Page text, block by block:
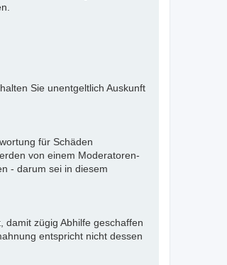
Sie unentgeltlich Auskunft
für Schäden
von einem Moderatoren-
- darum sei in diesem
damit zügig Abhilfe geschaffen
entspricht nicht dessen